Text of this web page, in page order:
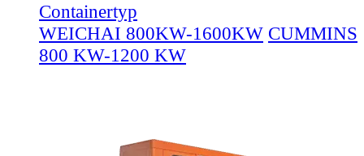
Containertyp
WEICHAI 800KW-1600KW CUMMINS
800 KW-1200 KW